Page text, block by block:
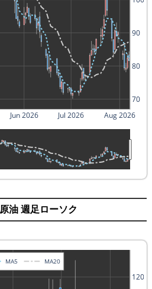
Jun 2026 Jul 2026 Aug 2026
70
80
90
油 週足ローソク
120
MA5 MA20